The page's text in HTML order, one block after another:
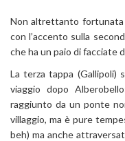
Non altrettanto fortunata
con l’accento sulla
che ha un paio di facciate
La terza tappa (Gallipoli)
viaggio dopo
raggiunto da un ponte
villaggio, ma è pure
beh) ma anche